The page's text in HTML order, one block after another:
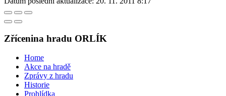
Zřícenina hradu ORLÍK
Home
Akce na hradě
Zprávy z hradu
Historie
Prohlídka